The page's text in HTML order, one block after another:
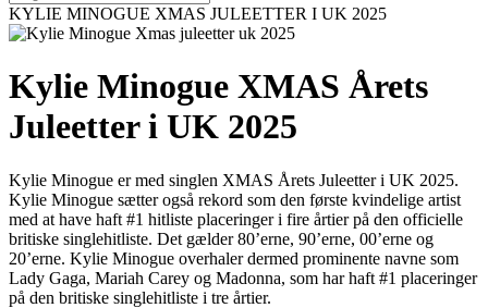
KYLIE MINOGUE XMAS JULEETTER I UK 2025
Kylie Minogue XMAS Årets
Juleetter i UK 2025
Kylie Minogue er med singlen XMAS Årets Juleetter i UK 2025.
Kylie Minogue sætter også rekord som den første kvindelige artist
med at have haft #1 hitliste placeringer i fire årtier på den officielle
britiske singlehitliste. Det gælder 80’erne, 90’erne, 00’erne og
20’erne. Kylie Minogue overhaler dermed prominente navne som
Lady Gaga, Mariah Carey og Madonna, som har haft #1 placeringer
på den britiske singlehitliste i tre årtier.